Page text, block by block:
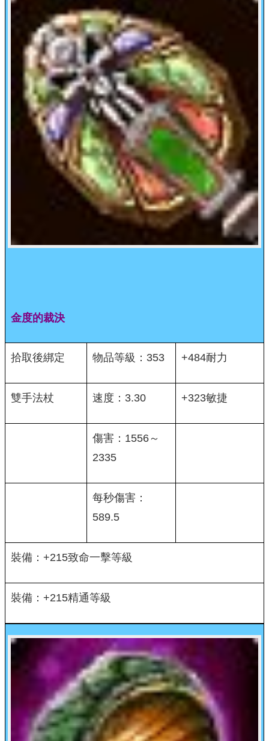
金度的裁決
拾取後綁定 物品等級：353 +484耐力
雙手法杖 速度：3.30 +323敏捷
傷害：1556～
2335
每秒傷害：
589.5
裝備：+215致命一擊等級
裝備：+215精通等級